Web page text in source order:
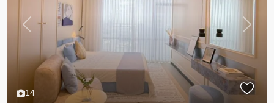
14
Previous Next